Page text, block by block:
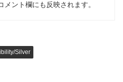
ント欄にも反映されます。
Silver